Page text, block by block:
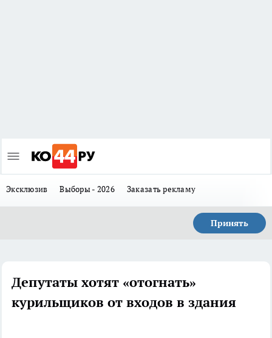
Эксклюзив Выборы - 2026 Заказать рекламу
Принять
Депутаты хотят «отогнать»
курильщиков от входов в здания